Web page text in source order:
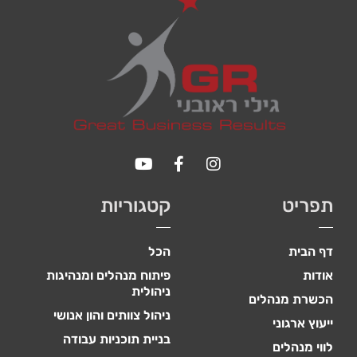
תפריט
דף הבית
אודות
הכשרת מנהלים
ייעוץ ארגוני
לווי מנהלים
קטגוריות
הכל
פיתוח מנהלים ומנהיגות
ניהולית
ניהול צוותים והון אנושי
בניית תוכניות עבודה
ביקורך
באתר,
תגדל
לראות תוכן
והצעות
אישית.